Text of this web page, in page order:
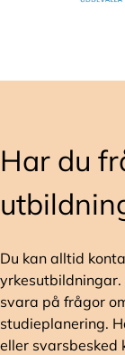
Har du
Du kan alltid
svara på frågor
studieplanering.
eller svarsbesked